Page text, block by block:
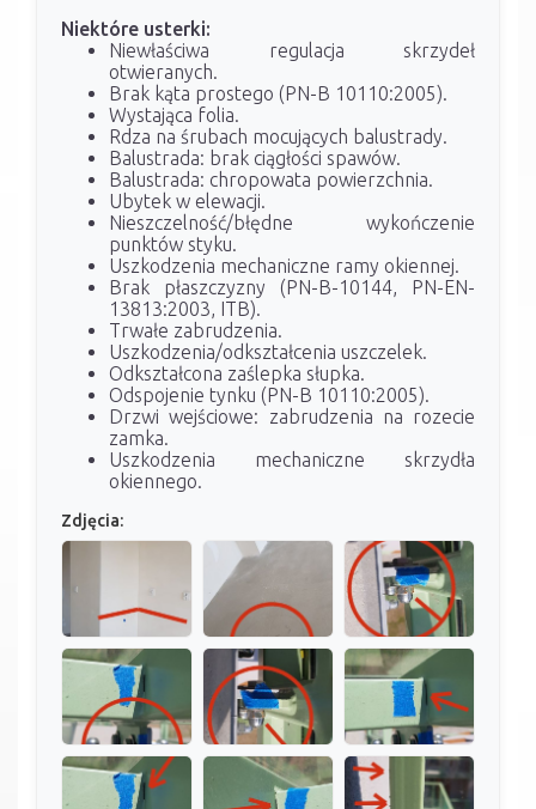
Niektóre usterki:
Niewłaściwa regulacja skrzydeł
otwieranych.
Brak kąta prostego (PN-B 10110:2005).
Wystająca folia.
Rdza na śrubach mocujących balustrady.
Balustrada: brak ciągłości spawów.
Balustrada: chropowata powierzchnia.
Ubytek w elewacji.
Nieszczelność/błędne wykończenie
punktów styku.
Uszkodzenia mechaniczne ramy okiennej.
Brak płaszczyzny (PN-B-10144, PN-EN-
13813:2003, ITB).
Trwałe zabrudzenia.
Uszkodzenia/odkształcenia uszczelek.
Odkształcona zaślepka słupka.
Odspojenie tynku (PN-B 10110:2005).
Drzwi wejściowe: zabrudzenia na rozecie
zamka.
Uszkodzenia mechaniczne skrzydła
okiennego.
Zdjęcia: